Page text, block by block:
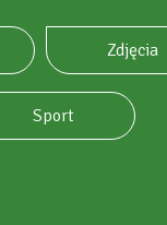
Zdjęcia
Sport